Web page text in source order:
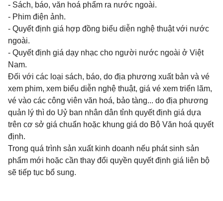
- Sách, báo, văn hoá phẩm ra nước ngoài.
- Phim điện ảnh.
- Quyết định giá hợp đồng biểu diễn nghệ thuật với nước
ngoài.
- Quyết định giá dạy nhạc cho người nước ngoài ở Việt
Nam.
Đối với các loại sách, báo, do địa phương xuất bản và vé
xem phim, xem biểu diễn nghệ thuật, giá vé xem triển lãm,
vé vào các công viên văn hoá, bảo tàng... do địa phương
quản lý thì do Uỷ ban nhân dân tỉnh quyết định giá dựa
trên cơ sở giá chuẩn hoặc khung giá do Bộ Văn hoá quyết
định.
Trong quá trình sản xuất kinh doanh nếu phát sinh sản
phẩm mới hoặc cần thay đổi quyền quyết định giá liên bộ
sẽ tiếp tục bổ sung.